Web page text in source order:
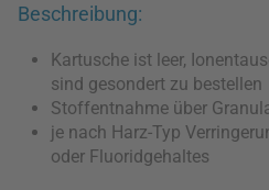
Beschreibung:
Kartusche ist leer,
sind gesondert zu bestellen
Stoffentnahme über
je nach Harz-Typ
oder Fluoridgehaltes